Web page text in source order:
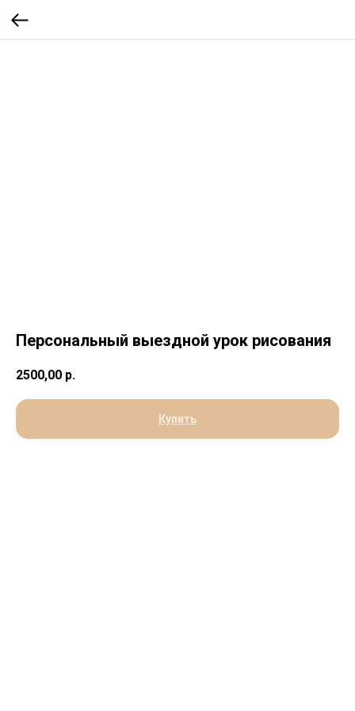
Персональный выездной урок рисования
2500,00 р.
Купить